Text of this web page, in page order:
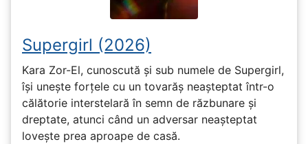
Supergirl (2026)
Kara Zor-El, cunoscută și sub numele de Supergirl,
își unește forțele cu un tovarăș neașteptat într-o
călătorie interstelară în semn de răzbunare și
dreptate, atunci când un adversar neașteptat
lovește prea aproape de casă.